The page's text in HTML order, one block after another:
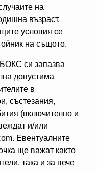
на
възраст,
условия се
на същото.
си запазва
допустима
в
състезания,
(включително и
и/или
Евентуалните
ще важат както
така и за вече